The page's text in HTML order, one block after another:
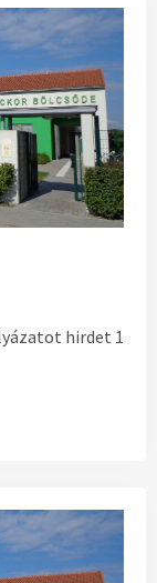
hirdet 1